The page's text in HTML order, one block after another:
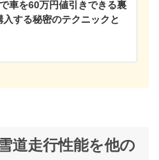
車を60万円値引きできる裏
入する秘密のテクニックと
道走行性能を他の